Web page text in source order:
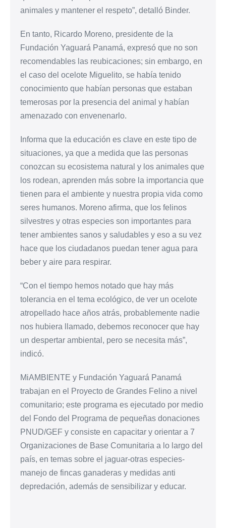
animales y mantener el respeto”, detalló Binder.
En tanto, Ricardo Moreno, presidente de la
Fundación Yaguará Panamá, expresó que no son
recomendables las reubicaciones; sin embargo, en
el caso del ocelote Miguelito, se había tenido
conocimiento que habían personas que estaban
temerosas por la presencia del animal y habían
amenazado con envenenarlo.
Informa que la educación es clave en este tipo de
situaciones, ya que a medida que las personas
conozcan su ecosistema natural y los animales que
los rodean, aprenden más sobre la importancia que
tienen para el ambiente y nuestra propia vida como
seres humanos. Moreno afirma, que los felinos
silvestres y otras especies son importantes para
tener ambientes sanos y saludables y eso a su vez
hace que los ciudadanos puedan tener agua para
beber y aire para respirar.
“Con el tiempo hemos notado que hay más
tolerancia en el tema ecológico, de ver un ocelote
atropellado hace años atrás, probablemente nadie
nos hubiera llamado, debemos reconocer que hay
un despertar ambiental, pero se necesita más”,
indicó.
MiAMBIENTE y Fundación Yaguará Panamá
trabajan en el Proyecto de Grandes Felino a nivel
comunitario; este programa es ejecutado por medio
del Fondo del Programa de pequeñas donaciones
PNUD/GEF y consiste en capacitar y orientar a 7
Organizaciones de Base Comunitaria a lo largo del
país, en temas sobre el jaguar-otras especies-
manejo de fincas ganaderas y medidas anti
depredación, además de sensibilizar y educar.